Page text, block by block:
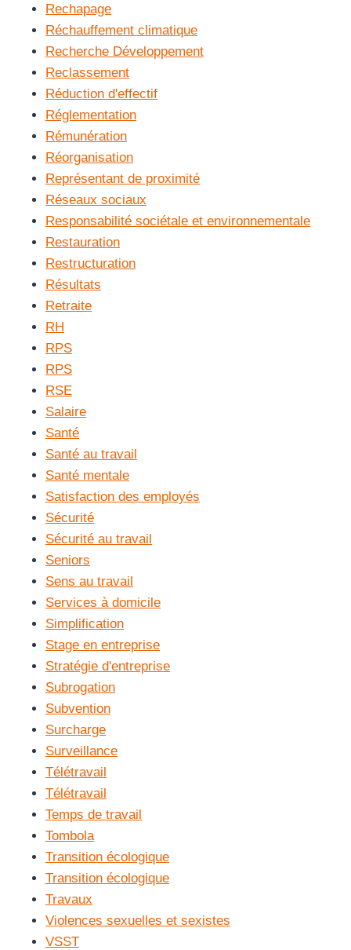
Rechapage
Réchauffement climatique
Recherche Développement
Reclassement
Réduction d'effectif
Réglementation
Rémunération
Réorganisation
Représentant de proximité
Réseaux sociaux
Responsabilité sociétale et environnementale
Restauration
Restructuration
Résultats
Retraite
RH
RPS
RPS
RSE
Salaire
Santé
Santé au travail
Santé mentale
Satisfaction des employés
Sécurité
Sécurité au travail
Seniors
Sens au travail
Services à domicile
Simplification
Stage en entreprise
Stratégie d'entreprise
Subrogation
Subvention
Surcharge
Surveillance
Télétravail
Télétravail
Temps de travail
Tombola
Transition écologique
Transition écologique
Travaux
Violences sexuelles et sexistes
VSST